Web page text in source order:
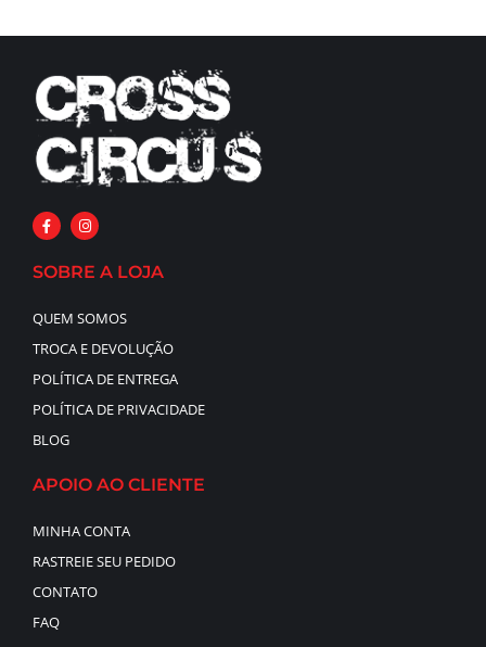
SOBRE A LOJA
QUEM SOMOS
TROCA E DEVOLUÇÃO
POLÍTICA DE ENTREGA
POLÍTICA DE PRIVACIDADE
BLOG
APOIO AO CLIENTE
MINHA CONTA
RASTREIE SEU PEDIDO
CONTATO
FAQ